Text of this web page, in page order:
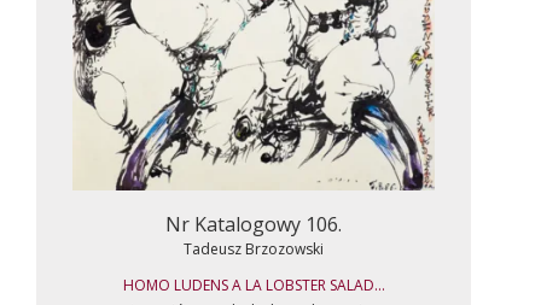
Nr Katalogowy 106.
Tadeusz Brzozowski
HOMO LUDENS A LA LOBSTER SALAD...